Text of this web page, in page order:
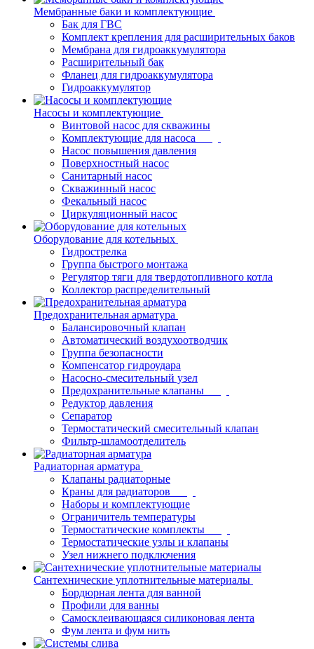
Мембранные баки и комплектующие
Бак для ГВС
Комплект крепления для расширительных баков
Мембрана для гидроаккумулятора
Расширительный бак
Фланец для гидроаккумулятора
Гидроаккумулятор
Насосы и комплектующие
Винтовой насос для скважины
Комплектующие для насоса
Насос повышения давления
Поверхностный насос
Санитарный насос
Скважинный насос
Фекальный насос
Циркуляционный насос
Оборудование для котельных
Гидрострелка
Группа быстрого монтажа
Регулятор тяги для твердотопливного котла
Коллектор распределительный
Предохранительная арматура
Балансировочный клапан
Автоматический воздухоотводчик
Группа безопасности
Компенсатор гидроудара
Насосно-смесительный узел
Предохранительные клапаны
Редуктор давления
Сепаратор
Термостатический смесительный клапан
Фильтр-шламоотделитель
Радиаторная арматура
Клапаны радиаторные
Краны для радиаторов
Наборы и комплектующие
Ограничитель температуры
Термостатические комплекты
Термостатические узлы и клапаны
Узел нижнего подключения
Сантехнические уплотнительные материалы
Бордюрная лента для ванной
Профили для ванны
Самосклеивающаяся силиконовая лента
Фум лента и фум нить